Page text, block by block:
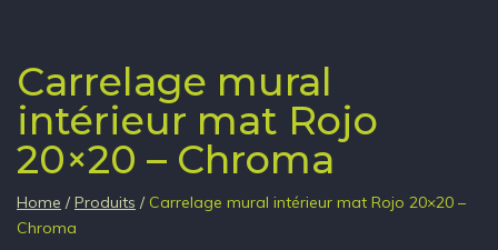
Carrelage mural
intérieur mat Rojo
20×20 – Chroma
Home / Produits / Carrelage mural intérieur mat Rojo 20×20 –
Chroma